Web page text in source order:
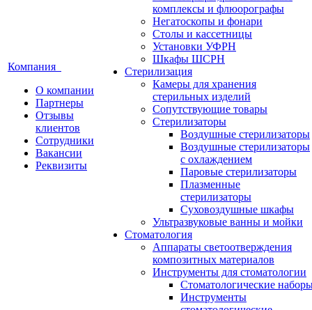
Компания
О компании
Партнеры
Отзывы
клиентов
Сотрудники
Вакансии
Реквизиты
комплексы и флюорографы
Негатоскопы и фонари
Столы и кассетницы
Установки УФРН
Шкафы ШСРН
Стерилизация
Камеры для хранения
стерильных изделий
Сопутствующие товары
Стерилизаторы
Воздушные стерилизаторы
Воздушные стерилизаторы
с охлаждением
Паровые стерилизаторы
Плазменные
стерилизаторы
Суховоздушные шкафы
Ультразвуковые ванны и мойки
Стоматология
Аппараты светоотверждения
композитных материалов
Инструменты для стоматологии
Стоматологические
Инструменты